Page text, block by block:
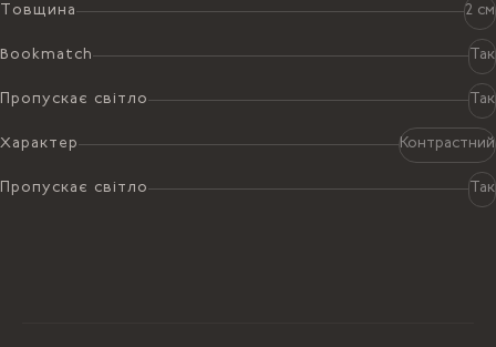
Товщина 2 см
Bookmatch Так
Пропускає світло Так
Характер Контрастний
Пропускає світло Так